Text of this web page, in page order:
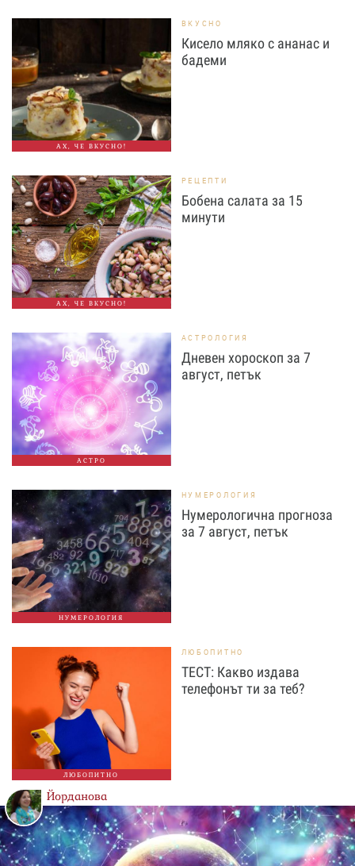
АХ, ЧЕ ВКУСНО!
ВКУСНО
Кисело мляко с ананас и
бадеми
АХ, ЧЕ ВКУСНО!
РЕЦЕПТИ
Бобена салата за 15
минути
АСТРО
АСТРОЛОГИЯ
Дневен хороскоп за 7
август, петък
НУМЕРОЛОГИЯ
НУМЕРОЛОГИЯ
Нумерологична прогноза
за 7 август, петък
ЛЮБОПИТНО
ЛЮБОПИТНО
ТЕСТ: Какво издава
телефонът ти за теб?
Йорданова